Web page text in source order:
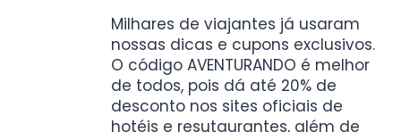
Milhares de viajantes já usaram
nossas dicas e cupons exclusivos.
O código AVENTURANDO é melhor
de todos, pois dá até 20% de
desconto nos sites oficiais de
hotéis e resutaurantes, além de